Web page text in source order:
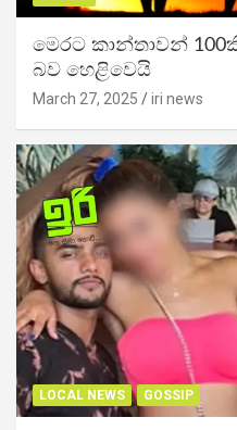
මෙරට කාන්තාවන්
බව හෙළිවෙයි
March 27, 2025 iri news
LOCAL NEWS GOSSIP